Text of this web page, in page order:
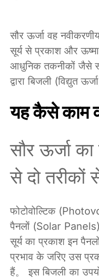
सौर ऊर्जा वह
सूर्य से प्रकाश और
आधुनिक तकनीकों जैसे
द्वारा बिजली (विद्युत
यह कैसे काम
सौर ऊर्जा
से दो तरीकों
फोटोवोल्टिक
पैनलों (Solar Panels)
सूर्य का प्रकाश इन
प्रभाव के जरिए उस
हैं。 इस बिजली का